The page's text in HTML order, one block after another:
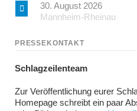
30. August 2026
Mannheim-Rheinau
PRESSEKONTAKT
Schlagzeilenteam
Zur Veröffentlichung eurer
Homepage schreibt ein paar